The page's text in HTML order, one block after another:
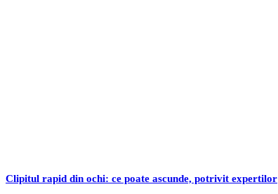
Clipitul rapid din ochi: ce poate ascunde, potrivit expertilor